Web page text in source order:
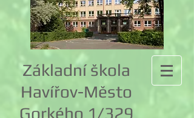
Základní škola
Havířov-Město
Gorkého 1/329